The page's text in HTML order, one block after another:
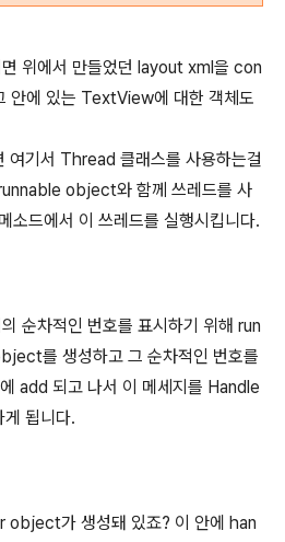
위에서 만들었던 layout xml을 con
안에 있는 TextView에 대한 객체도
기서 Thread 클래스를 사용하는걸
object와 함께 쓰레드를 사
소드에서 이 쓰레드를 실행시킵니다.
순차적인 번호를 표시하기 위해 run
를 생성하고 그 순차적인 번호를
add 되고 나서 이 메세지를 Handle
됩니다.
object가 생성돼 있죠? 이 안에 han